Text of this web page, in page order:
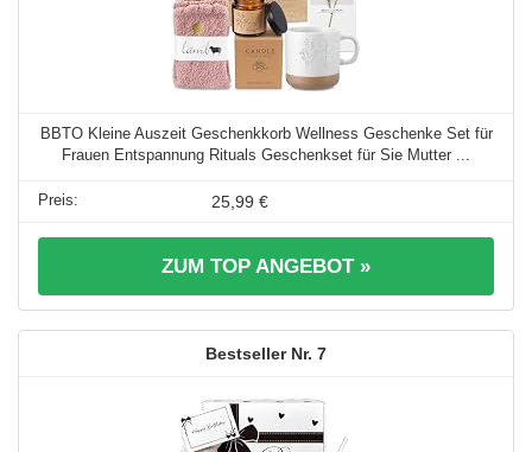
BBTO Kleine Auszeit Geschenkkorb Wellness Geschenke Set für
Frauen Entspannung Rituals Geschenkset für Sie Mutter ...
25,99 €
ZUM TOP ANGEBOT »
7